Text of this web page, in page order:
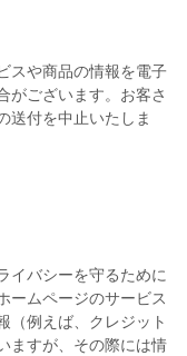
スや商品の情報を電子
がございます。お客さ
送付を中止いたしま
イバシーを守るために
ームページのサービス
（例えば、クレジット
ますが、その際には情